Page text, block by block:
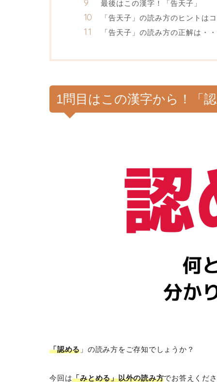
最後はこの漢字！「告天子」
「告天子」の読み方のヒントは
「告天子」の読み方の正解は・
1問目はこの漢字から！「
「認める 」の読み方をご存知でしょうか？
今回は「みとめる」以外の読み方でお答えくだ